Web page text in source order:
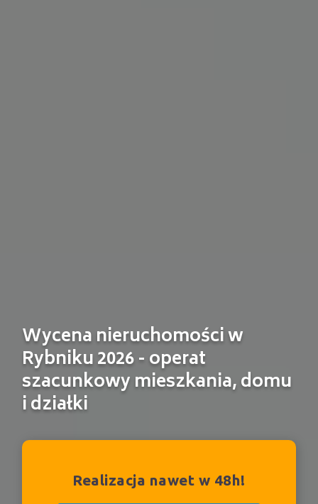
Wycena nieruchomości w
Rybniku 2026 - operat
szacunkowy mieszkania, domu
i działki
Realizacja nawet w 48h!